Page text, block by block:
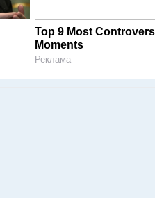
Top 9 Most
Moments
Реклама